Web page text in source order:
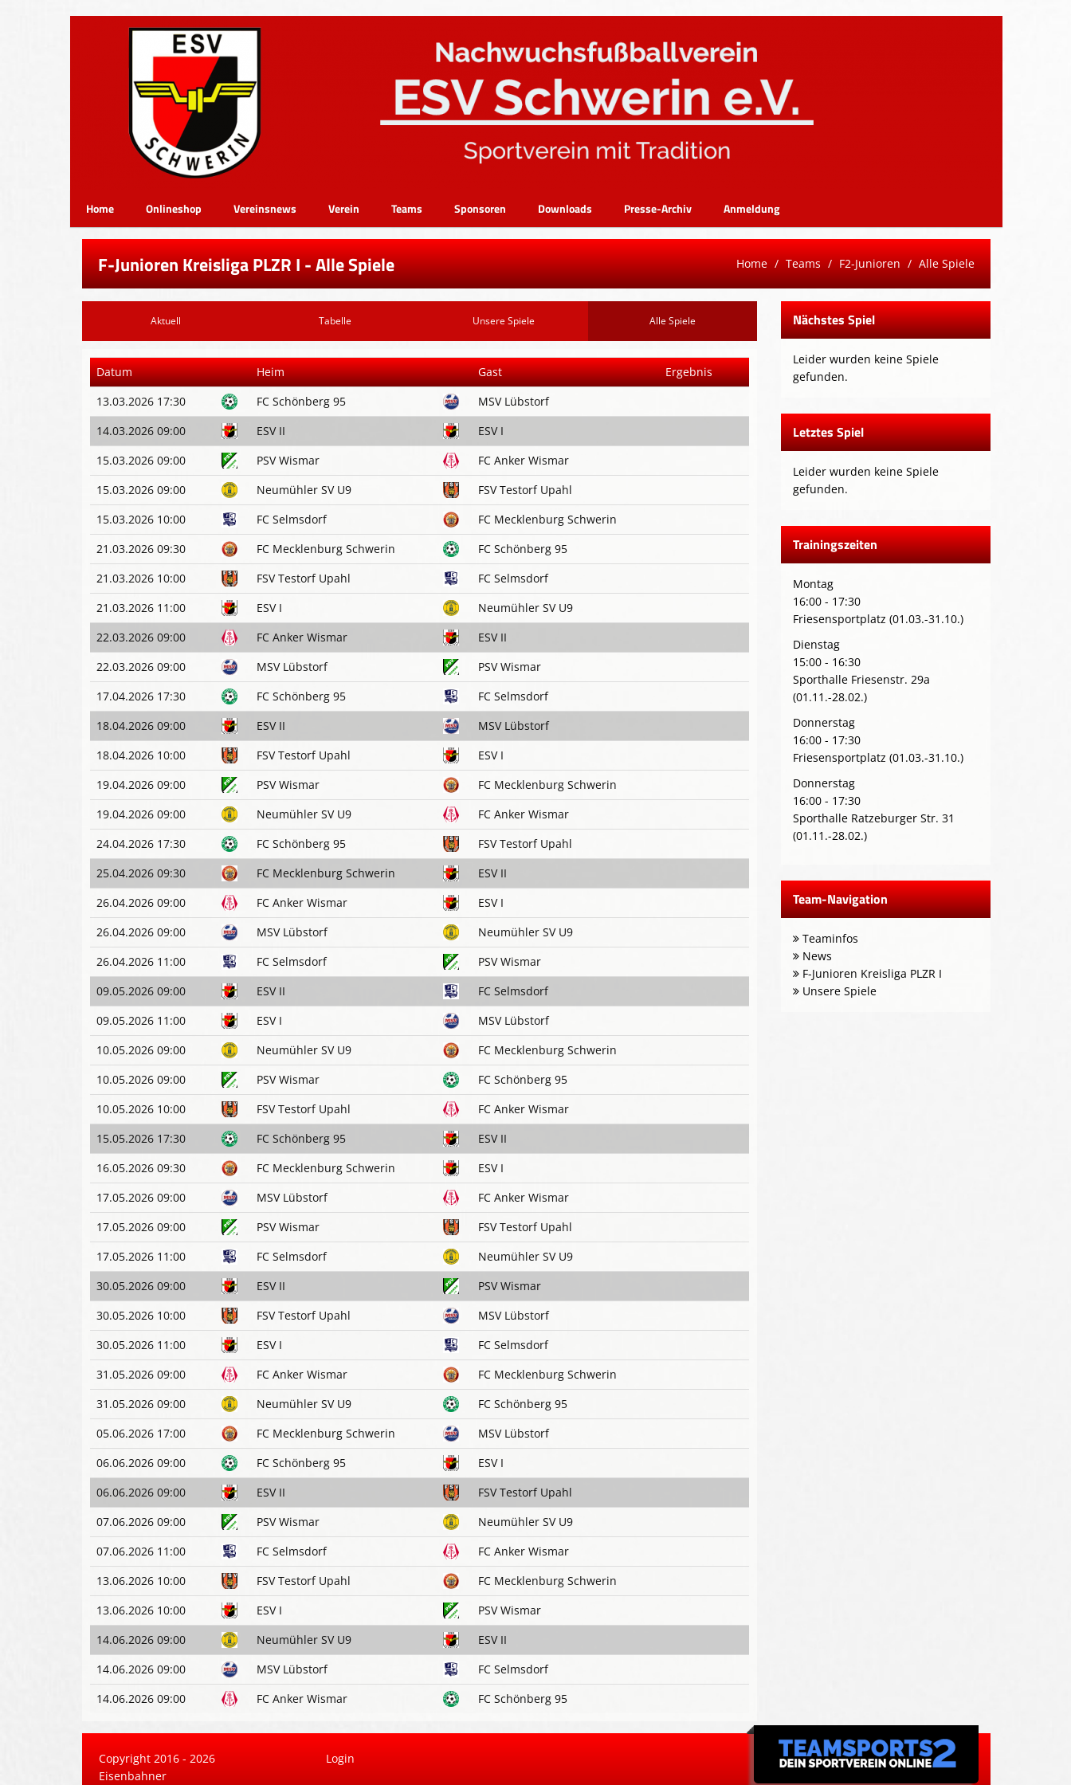
Home Onlineshop Vereinsnews Verein Teams Sponsoren Downloads Presse-Archiv Anmeldung
F-Junioren Kreisliga PLZR I - Alle Spiele Home Teams F2-Junioren Alle Spiele
Aktuell Tabelle Unsere Spiele Alle Spiele
Datum Heim Gast
Ergebnis
13.03.2026 17:30
FC Schönberg 95
MSV Lübstorf
14.03.2026 09:00
ESV II
ESV I
15.03.2026 09:00
PSV Wismar
FC Anker Wismar
15.03.2026 09:00
Neumühler SV U9
FSV Testorf Upahl
15.03.2026 10:00
FC Selmsdorf
FC Mecklenburg Schwerin
21.03.2026 09:30
FC Mecklenburg Schwerin
FC Schönberg 95
21.03.2026 10:00
FSV Testorf Upahl
FC Selmsdorf
21.03.2026 11:00
ESV I
Neumühler SV U9
22.03.2026 09:00
FC Anker Wismar
ESV II
22.03.2026 09:00
MSV Lübstorf
PSV Wismar
17.04.2026 17:30
FC Schönberg 95
FC Selmsdorf
18.04.2026 09:00
ESV II
MSV Lübstorf
18.04.2026 10:00
FSV Testorf Upahl
ESV I
19.04.2026 09:00
PSV Wismar
FC Mecklenburg Schwerin
19.04.2026 09:00
Neumühler SV U9
FC Anker Wismar
24.04.2026 17:30
FC Schönberg 95
FSV Testorf Upahl
25.04.2026 09:30
FC Mecklenburg Schwerin
ESV II
26.04.2026 09:00
FC Anker Wismar
ESV I
26.04.2026 09:00
MSV Lübstorf
Neumühler SV U9
26.04.2026 11:00
FC Selmsdorf
PSV Wismar
09.05.2026 09:00
ESV II
FC Selmsdorf
09.05.2026 11:00
ESV I
MSV Lübstorf
10.05.2026 09:00
Neumühler SV U9
FC Mecklenburg Schwerin
10.05.2026 09:00
PSV Wismar
FC Schönberg 95
10.05.2026 10:00
FSV Testorf Upahl
FC Anker Wismar
15.05.2026 17:30
FC Schönberg 95
ESV II
16.05.2026 09:30
FC Mecklenburg Schwerin
ESV I
17.05.2026 09:00
MSV Lübstorf
FC Anker Wismar
17.05.2026 09:00
PSV Wismar
FSV Testorf Upahl
17.05.2026 11:00
FC Selmsdorf
Neumühler SV U9
30.05.2026 09:00
ESV II
PSV Wismar
30.05.2026 10:00
FSV Testorf Upahl
MSV Lübstorf
30.05.2026 11:00
ESV I
FC Selmsdorf
31.05.2026 09:00
FC Anker Wismar
FC Mecklenburg Schwerin
31.05.2026 09:00
Neumühler SV U9
FC Schönberg 95
05.06.2026 17:00
FC Mecklenburg Schwerin
MSV Lübstorf
06.06.2026 09:00
FC Schönberg 95
ESV I
06.06.2026 09:00
ESV II
FSV Testorf Upahl
07.06.2026 09:00
PSV Wismar
Neumühler SV U9
07.06.2026 11:00
FC Selmsdorf
FC Anker Wismar
13.06.2026 10:00
FSV Testorf Upahl
FC Mecklenburg Schwerin
13.06.2026 10:00
ESV I
PSV Wismar
14.06.2026 09:00
Neumühler SV U9
ESV II
14.06.2026 09:00
MSV Lübstorf
FC Selmsdorf
14.06.2026 09:00
FC Anker Wismar FC Schönberg 95
Nächstes Spiel
Leider wurden keine Spiele
gefunden.
Letztes Spiel
Leider wurden keine Spiele
gefunden.
Trainingszeiten
Montag
16:00 - 17:30
Friesensportplatz (01.03.-31.10.)
Dienstag
15:00 - 16:30
Sporthalle Friesenstr. 29a
(01.11.-28.02.)
Donnerstag
16:00 - 17:30
Friesensportplatz (01.03.-31.10.)
Donnerstag
16:00 - 17:30
Sporthalle Ratzeburger Str. 31
(01.11.-28.02.)
Team-Navigation
Teaminfos
News
F-Junioren Kreisliga PLZR I
Unsere Spiele
Copyright 2016 - 2026
Eisenbahner
Login